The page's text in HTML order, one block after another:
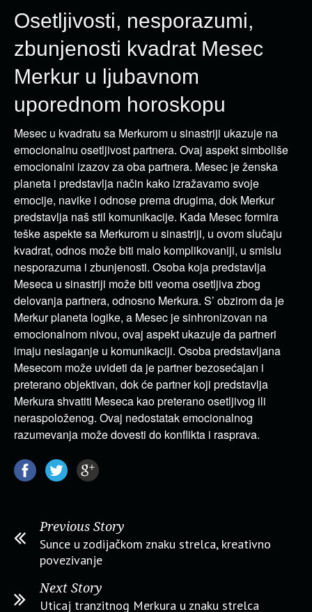
Osetljivosti, nesporazumi,
zbunjenosti kvadrat Mesec
Merkur u ljubavnom
uporednom horoskopu
Mesec u kvadratu sa Merkurom u sinastriji ukazuje na
emocionalnu osetljivost partnera. Ovaj aspekt simboliše
emocionalni izazov za oba partnera. Mesec je ženska
planeta i predstavlja način kako izražavamo svoje
emocije, navike i odnose prema drugima, dok Merkur
predstavlja naš stil komunikacije. Kada Mesec formira
teške aspekte sa Merkurom u sinastriji, u ovom slučaju
kvadrat, odnos može biti malo komplikovaniji, u smislu
nesporazuma i zbunjenosti. Osoba koja predstavlja
Meseca u sinastriji može biti veoma osetljiva zbog
delovanja partnera, odnosno Merkura. S’ obzirom da je
Merkur planeta logike, a Mesec je sinhronizovan na
emocionalnom nivou, ovaj aspekt ukazuje da partneri
imaju neslaganje u komunikaciji. Osoba predstavljana
Mesecom može uvideti da je partner bezosećajan i
preterano objektivan, dok će partner koji predstavlja
Merkura shvatiti Meseca kao preterano osetljivog ili
neraspoloženog. Ovaj nedostatak emocionalnog
razumevanja može dovesti do konflikta i rasprava.
Previous Story
Sunce u zodijačkom znaku strelca, kreativno
povezivanje
Next Story
Uticaj tranzitnog Merkura u znaku strelca